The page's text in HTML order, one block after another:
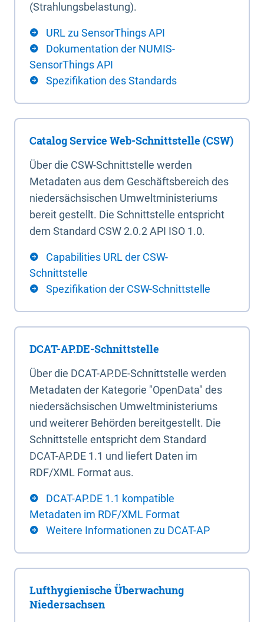
(Strahlungsbelastung).
URL zu SensorThings API
Dokumentation der NUMIS-
SensorThings API
Spezifikation des Standards
Catalog Service Web-Schnittstelle (CSW)
Über die CSW-Schnittstelle werden
Metadaten aus dem Geschäftsbereich des
niedersächsischen Umweltministeriums
bereit gestellt. Die Schnittstelle entspricht
dem Standard CSW 2.0.2 API ISO 1.0.
Capabilities URL der CSW-
Schnittstelle
Spezifikation der CSW-Schnittstelle
DCAT-AP.DE-Schnittstelle
Über die DCAT-AP.DE-Schnittstelle werden
Metadaten der Kategorie "OpenData" des
niedersächsischen Umweltministeriums
und weiterer Behörden bereitgestellt. Die
Schnittstelle entspricht dem Standard
DCAT-AP.DE 1.1 und liefert Daten im
RDF/XML Format aus.
DCAT-AP.DE 1.1 kompatible
Metadaten im RDF/XML Format
Weitere Informationen zu DCAT-AP
Lufthygienische Überwachung
Niedersachsen